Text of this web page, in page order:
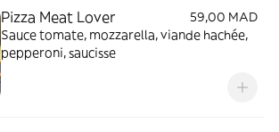
Pizza Meat Lover
59,00 MAD
Sauce tomate, mozzarella, viande hachée,
pepperoni, saucisse